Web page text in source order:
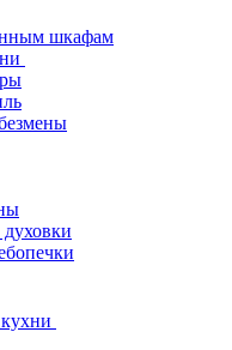
шкафам